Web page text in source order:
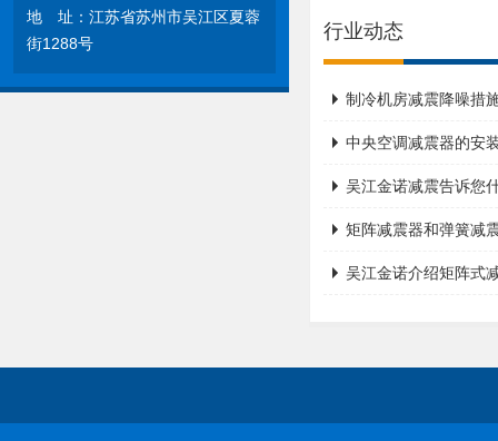
地 址：江苏省苏州市吴江区夏蓉
街1288号
行业动态
制冷机房减震降噪措
中央空调减震器的安
吴江金诺减震告诉您
矩阵减震器和弹簧减
吴江金诺介绍矩阵式